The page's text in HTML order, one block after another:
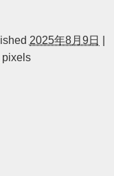
2025年8月9日
pixels